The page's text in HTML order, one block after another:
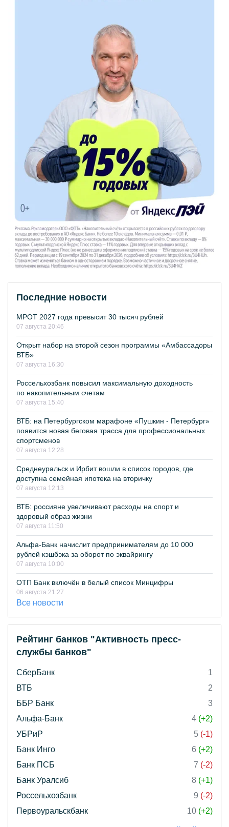
Последние новости
МРОТ 2027 года превысит 30 тысяч рублей
07 августа 20:46
Открыт набор на второй сезон программы «Амбассадоры
ВТБ»
07 августа 16:30
Россельхозбанк повысил максимальную доходность
по накопительным счетам
07 августа 15:40
ВТБ: на Петербургском марафоне «Пушкин - Петербург»
появится новая беговая трасса для профессиональных
спортсменов
07 августа 12:28
Среднеуральск и Ирбит вошли в список городов, где
доступна семейная ипотека на вторичку
07 августа 12:13
ВТБ: россияне увеличивают расходы на спорт и
здоровый образ жизни
07 августа 11:50
Альфа-Банк начислит предпринимателям до 10 000
рублей кэшбэка за оборот по эквайрингу
07 августа 10:00
ОТП Банк включён в белый список Минцифры
06 августа 21:27
Все новости
Рейтинг банков "Активность пресс-
службы банков"
СберБанк
1
ВТБ
2
ББР Банк
3
Альфа-Банк
4 (+2)
УБРиР
5 (-1)
Банк Инго
6 (+2)
Банк ПСБ
7 (-2)
Банк Уралсиб
8 (+1)
Россельхозбанк
9 (-2)
Первоуральскбанк
10 (+2)